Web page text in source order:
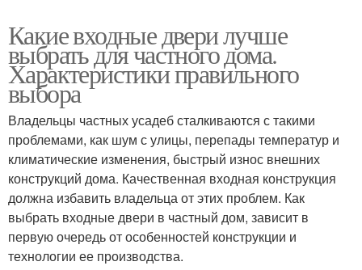
Какие входные двери лучше
выбрать для частного дома.
Характеристики правильного
выбора
Владельцы частных усадеб сталкиваются с такими
проблемами, как шум с улицы, перепады температур и
климатические изменения, быстрый износ внешних
конструкций дома. Качественная входная конструкция
должна избавить владельца от этих проблем. Как
выбрать входные двери в частный дом, зависит в
первую очередь от особенностей конструкции и
технологии ее производства.